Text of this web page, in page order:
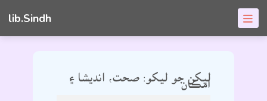
lib.Sindh
ليکن جو ليکو: صحت، انديشا ۽
امڪان